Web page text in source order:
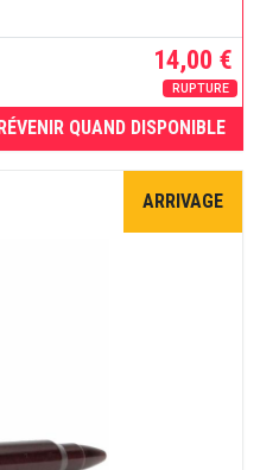
14,00 €
RUPTURE
QUAND DISPONIBLE
ARRIVAGE